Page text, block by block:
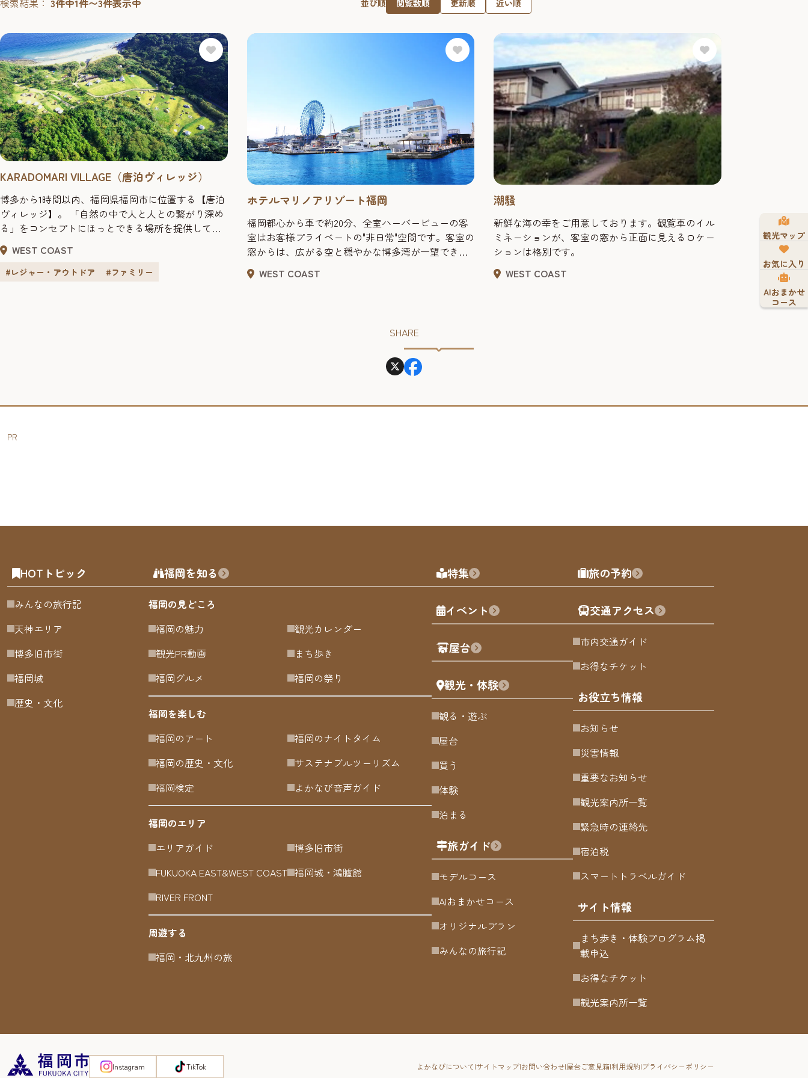
並び順 閲覧数順 更新順 近い順
KARADOMARI VILLAGE（唐泊ヴィレッジ）
博多から1時間以内、福岡県福岡市に位置する【唐泊
ヴィレッジ】。 「自然の中で人と人との繋がり深め
る」をコンセプトにほっとできる場所を提供してく
れます。キャンプ場でありながら、サウナ、焚き火
バー（宿泊者無料）、徒歩1分圏内にプライベート
ビーチがあり、様々な体験ができます。夜には、満
WEST COAST
#レジャー・アウトドア #ファミリー
ホテルマリノアリゾート福岡
福岡都心から車で約20分、全室ハーバービューの客
室はお客様プライベートの"非日常"空間です。客室の
窓からは、広がる空と穏やかな博多湾が一望できま
す。目の前にはクルーザーが浮かび海鳥のさえずり
も。福岡にこんなところがあったなんて・・・。そ
WEST COAST
潮騒
新鮮な海の幸をご用意しております。観覧車のイル
ミネーションが、客室の窓から正面に見えるロケー
ションは格別です。
WEST COAST
SHARE
PR
観光マップ
お気に入り
AIおまかせ
コース
HOTトピック
みんなの旅行記
天神エリア
博多旧市街
福岡城
歴史・文化
福岡を知る
福岡の見どころ
福岡の魅力
観光カレンダー
観光PR動画
まち歩き
福岡グルメ
福岡の祭り
福岡を楽しむ
福岡のアート
福岡のナイトタイム
福岡の歴史・文化
サステナブルツーリズム
福岡検定
よかなび音声ガイド
福岡のエリア
エリアガイド
博多旧市街
FUKUOKA EAST&WEST COAST 福岡城・鴻臚館
RIVER FRONT
周遊する
福岡・北九州の旅
特集
イベント
屋台
観光・体験
観る・遊ぶ
屋台
買う
体験
泊まる
旅ガイド
モデルコース
AIおまかせコース
オリジナルプラン
みんなの旅行記
旅の予約
交通アクセス
市内交通ガイド
お得なチケット
お役立ち情報
お知らせ
災害情報
重要なお知らせ
観光案内所一覧
緊急時の連絡先
宿泊税
スマートトラベルガイド
サイト情報
まち歩き・体験プログラム掲
載申込
お得なチケット
観光案内所一覧
Instagram TikTok よかなびについて サイトマップ お問い合わせ 屋台ご意見箱利用規約 プライバシーポリシー